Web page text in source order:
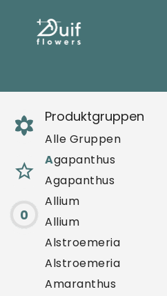
0
Produktgruppen
Alle Gruppen
Agapanthus
Agapanthus
Allium
Allium
Alstroemeria
Alstroemeria
Amaranthus